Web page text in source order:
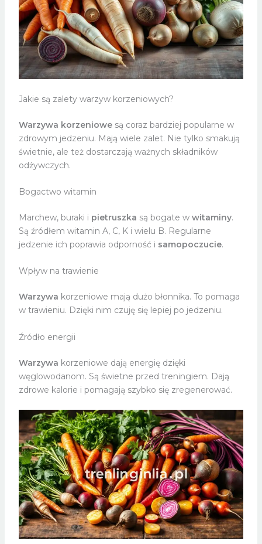
Jakie są zalety warzyw korzeniowych?
Warzywa korzeniowesą coraz bardziej popularne w
zdrowym jedzeniu. Mają wiele zalet. Nie tylko smakują
świetnie, ale też dostarczają ważnych składników
odżywczych.
Bogactwo witamin
Marchew, buraki i pietruszka są bogate w witaminy.
Są źródłem witamin A, C, K i wielu B. Regularne
jedzenie ich poprawia odporność i samopoczucie.
Wpływ na trawienie
Warzywa korzeniowe mają dużo błonnika. To pomaga
w trawieniu. Dzięki nim czuję się lepiej po jedzeniu.
Źródło energii
Warzywa korzeniowe dają energię dzięki
węglowodanom. Są świetne przed treningiem. Dają
zdrowe kalorie i pomagają szybko się zregenerować.